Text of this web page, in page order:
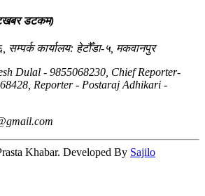
डटकम)
सम्पर्क कार्यालय: हेटौँडा-५, मकवानपुर
Dulal - 9855068230, Chief Reporter-
Reporter - Postaraj Adhikari -
Khabar. Developed By Sajilo